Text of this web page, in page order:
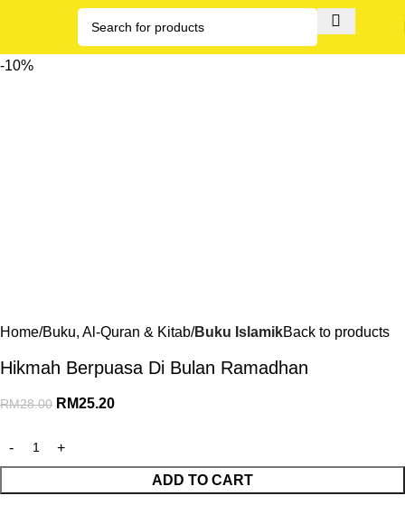
-10%
Home Buku, Al-Quran & Kitab Buku IslamikBack to products
Hikmah Berpuasa Di Bulan Ramadhan
RM28.00 RM25.20
ADD TO CART